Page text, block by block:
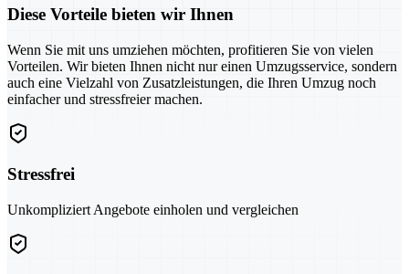
Diese Vorteile bieten wir Ihnen
Wenn Sie mit uns umziehen möchten, profitieren Sie von vielen
Vorteilen. Wir bieten Ihnen nicht nur einen Umzugsservice, sondern
auch eine Vielzahl von Zusatzleistungen, die Ihren Umzug noch
einfacher und stressfreier machen.
Stressfrei
Unkompliziert Angebote einholen und vergleichen